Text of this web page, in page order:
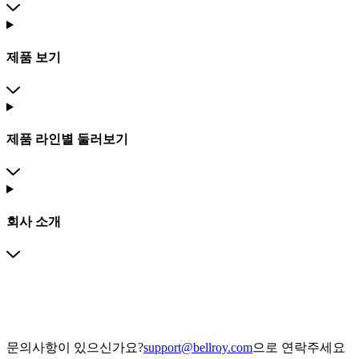
제품 보기
제품 라인별 둘러보기
회사 소개
문의사항이 있으신가요?support@bellroy.com으로 연락주세요